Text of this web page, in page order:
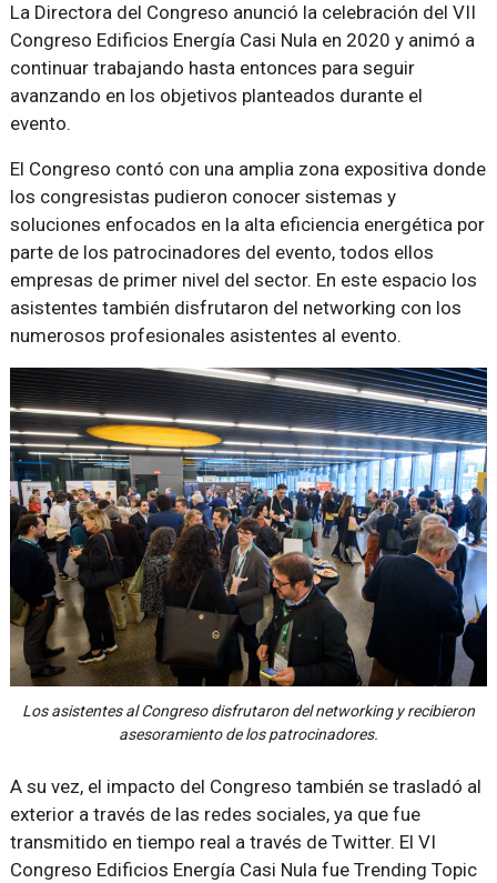
La Directora del Congreso anunció la celebración del VII
Congreso Edificios Energía Casi Nula en 2020 y animó a
continuar trabajando hasta entonces para seguir
avanzando en los objetivos planteados durante el
evento.
El Congreso contó con una amplia zona expositiva donde
los congresistas pudieron conocer sistemas y
soluciones enfocados en la alta eficiencia energética por
parte de los patrocinadores del evento, todos ellos
empresas de primer nivel del sector. En este espacio los
asistentes también disfrutaron del networking con los
numerosos profesionales asistentes al evento.
Los asistentes al Congreso disfrutaron del networking y recibieron
asesoramiento de los patrocinadores.
A su vez, el impacto del Congreso también se trasladó al
exterior a través de las redes sociales, ya que fue
transmitido en tiempo real a través de Twitter. El VI
Congreso Edificios Energía Casi Nula fue Trending Topic